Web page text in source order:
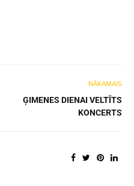
NĀKAMAIS
ĢIMENES DIENAI VELTĪTS
KONCERTS